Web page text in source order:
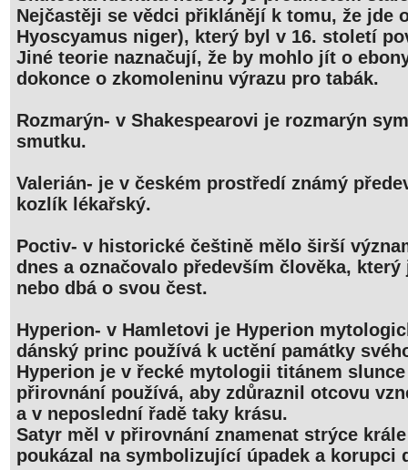
Nejčastěji se vědci přiklánějí k tomu, že jde
Hyoscyamus niger), který byl v 16. století
Jiné teorie naznačují, že by mohlo jít o
dokonce o zkomoleninu výrazu pro tabák.
Rozmarýn- v Shakespearovi je rozmarýn
smutku.
Valerián- je v českém prostředí známý
kozlík lékařský.
Poctiv- v historické češtině mělo širší
dnes a označovalo především člověka,
nebo dbá o svou čest.
Hyperion- v Hamletovi je Hyperion
dánský princ používá k uctění památky
Hyperion je v řecké mytologii titánem
přirovnání používá, aby zdůraznil otcovu
a v neposlední řadě taky krásu.
Satyr měl v přirovnání znamenat strýce
poukázal na symbolizující úpadek a korupci